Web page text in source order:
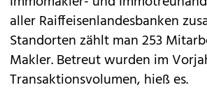
aller Raiffeisenlandesbanken
Standorten zählt man 253
Makler. Betreut wurden im
Transaktionsvolumen, hieß es.